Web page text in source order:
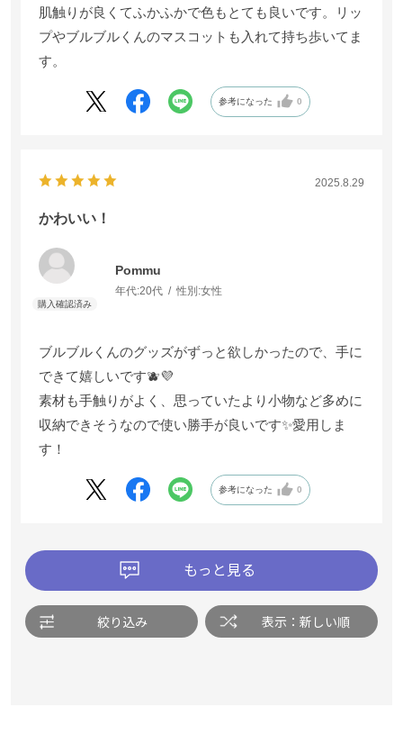
肌触りが良くてふかふかで色もとても良いです。リッ
プやブルブルくんのマスコットも入れて持ち歩いてま
す。
参考になった 0
2025.8.29
かわいい！
Pommu
年代:20代 性別:女性
ブルブルくんのグッズがずっと欲しかったので、手に
できて嬉しいです🫐💜
素材も手触りがよく、思っていたより小物など多めに
収納できそうなので使い勝手が良いです✨愛用しま
す！
参考になった 0
もっと見る
絞り込み 表示：新しい順